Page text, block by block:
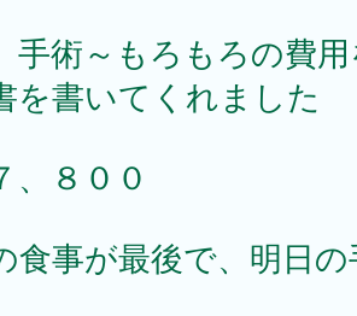
手術～もろもろの費
を書いてくれました
、８００
食事が最後で、明日